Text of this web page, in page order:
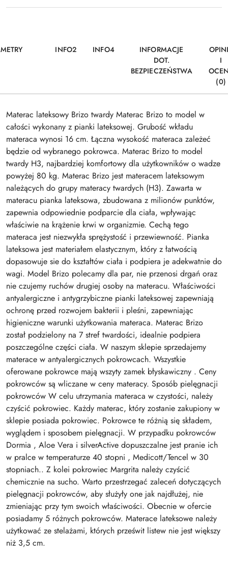
INFO2 INFO4
INFORMACJE
DOT.
BEZPIECZEŃSTWA
I
(0)
Materac lateksowy Brizo twardy Materac Brizo to model w
całości wykonany z pianki lateksowej. Grubość wkładu
materaca wynosi 16 cm. Łączna wysokość materaca zależeć
będzie od wybranego pokrowca. Materac Brizo to model
twardy H3, najbardziej komfortowy dla użytkowników o wadze
powyżej 80 kg. Materac Brizo jest materacem lateksowym
należących do grupy materacy twardych (H3). Zawarta w
materacu pianka lateksowa, zbudowana z milionów punktów,
zapewnia odpowiednie podparcie dla ciała, wpływając
właściwie na krążenie krwi w organizmie. Cechą tego
materaca jest niezwykła sprężystość i przewiewność. Pianka
lateksowa jest materiałem elastycznym, który z łatwością
dopasowuje sie do kształtów ciała i podpiera je adekwatnie do
wagi. Model Brizo polecamy dla par, nie przenosi drgań oraz
nie czujemy ruchów drugiej osoby na materacu. Właściwości
antyalergiczne i antygrzybiczne pianki lateksowej zapewniają
ochronę przed rozwojem bakterii i pleśni, zapewniając
higieniczne warunki użytkowania materaca. Materac Brizo
został podzielony na 7 stref twardości, idealnie podpiera
poszczególne części ciała. W naszym sklepie sprzedajemy
materace w antyalergicznych pokrowcach. Wszystkie
oferowane pokrowce mają wszyty zamek błyskawiczny . Ceny
pokrowców są wliczane w ceny materacy. Sposób pielęgnacji
pokrowców W celu utrzymania materaca w czystości, należy
czyścić pokrowiec. Każdy materac, który zostanie zakupiony w
sklepie posiada pokrowiec. Pokrowce te różnią się składem,
wyglądem i sposobem pielęgnacji. W przypadku pokrowców
Dormia , Aloe Vera i silverActive dopuszczalne jest pranie ich
w pralce w temperaturze 40 stopni , Medicott/Tencel w 30
stopniach.. Z kolei pokrowiec Margrita należy czyścić
chemicznie na sucho. Warto przestrzegać zaleceń dotyczących
pielęgnacji pokrowców, aby służyły one jak najdłużej, nie
zmieniając przy tym swoich właściwości. Obecnie w ofercie
posiadamy 5 różnych pokrowców. Materace lateksowe należy
użytkować ze stelażami, których prześwit listew nie jest większy
niż 3,5 cm.